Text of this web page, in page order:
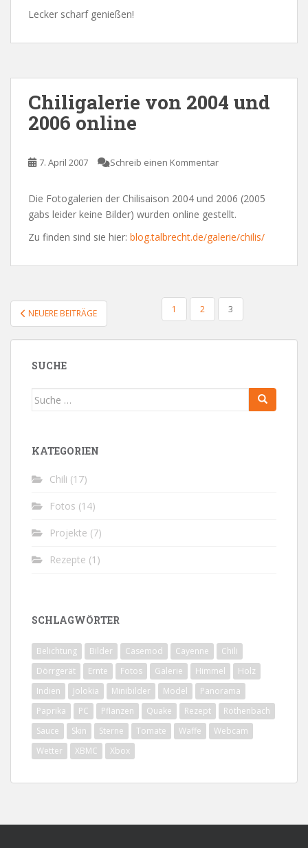
Lecker scharf genießen!
Chiligalerie von 2004 und
2006 online
7. April 2007 Schreib einen Kommentar
Die Fotogalerien der Chilisaison 2004 und 2006 (2005
gabs leider keine Bilder) wurden online gestellt.
Zu finden sind sie hier: blog.talbrecht.de/galerie/chilis/
SEITENNUMMERIERUNG
DER
BEITRÄGE
NEUERE BEITRÄGE 1 2 3
SUCHE
Suche
KATEGORIEN
Chili (17)
Fotos (14)
Projekte (7)
Rezepte (1)
SCHLAGWÖRTER
Belichtung Bilder Casemod Cayenne
Chili
Dörrgerät
Ernte Fotos Galerie Himmel
Holz
Indien
Jolokia Minibilder Model
Panorama
Paprika
PC Pflanzen Quake Rezept
Röthenbach
Sauce
Skin Sterne Tomate Waffe
Webcam
Wetter
XBMC Xbox